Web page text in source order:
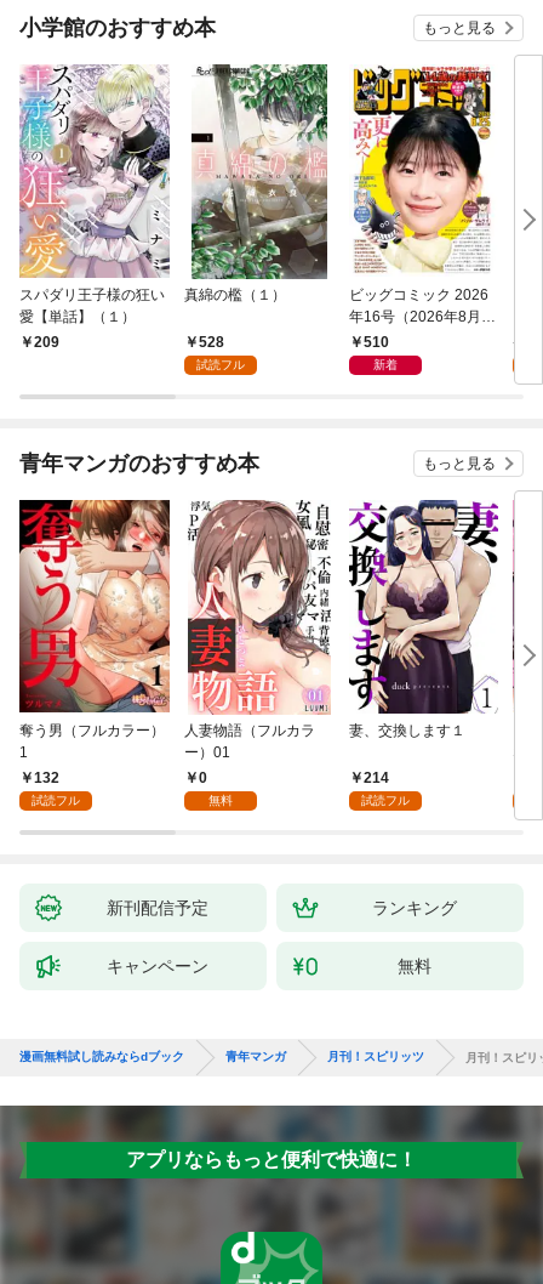
小学館のおすすめ本 もっと見る
スパダリ王子様の狂い
愛【単話】（１）
209
真綿の檻（１）
528
試読フル
ビッグコミック 2026
年16号（2026年8月7
日発売）
510
新着
青年マンガのおすすめ本 もっと見る
奪う男（フルカラー）
1
132
試読フル
人妻物語（フルカラ
ー）01
0
無料
妻、交換します１
214
試読フル
な
新刊配信予定 ランキング
キャンペーン 無料
漫画無料試し読みならdブック 青年マンガ 月刊！スピリッツ 月刊！スピ
アプリならもっと便利で快適に！